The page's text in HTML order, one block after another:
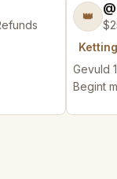
👑
Gevuld
Begint